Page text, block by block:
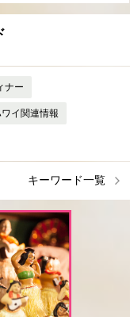
ナー
イ関連情報
キーワード一覧